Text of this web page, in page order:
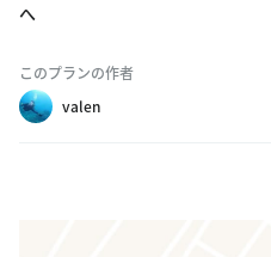
へ
このプランの作者
valen